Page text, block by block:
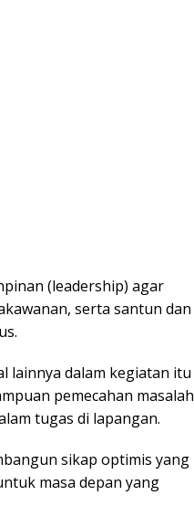
(leadership) agar
serta santun dan
lainnya dalam kegiatan itu
pemecahan masalah
tugas di lapangan.
sikap optimis yang
masa depan yang